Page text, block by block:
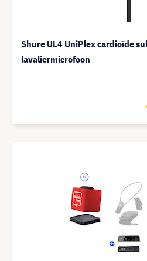
Shure UL4 UniPlex cardioïde
lavaliermicrofoon